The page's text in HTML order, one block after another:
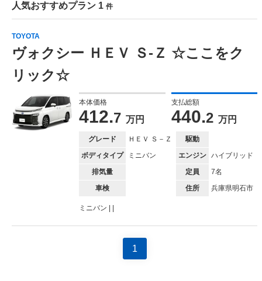
人気おすすめプラン 1 件
TOYOTA
ヴォクシー ＨＥＶ Ｓ‐Ｚ ☆ここをク
リック☆
本体価格
412.7 万円
支払総額
440.2 万円
グレード ＨＥＶ Ｓ－Ｚ
駆動
ボディタイプ
ミニバン エンジン ハイブリッド
排気量
定員
7名
車検
住所 兵庫県明石市
ミニバン | |
1